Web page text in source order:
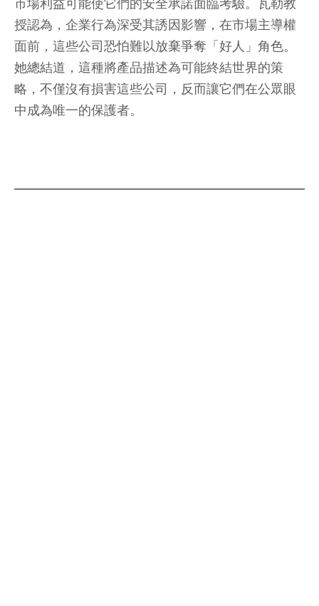
市場利益可能使它們的安全承諾面臨考驗。瓦勒教
授認為，企業行為深受其誘因影響，在市場主導權
面前，這些公司恐怕難以放棄爭奪「好人」角色。
她總結道，這種將產品描述為可能終結世界的策
略，不僅沒有損害這些公司，反而讓它們在公眾眼
中成為唯一的保護者。